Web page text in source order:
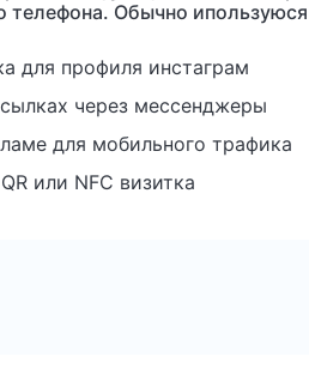
телефона. Обычно ипользуюся
для профиля инстаграм
через мессенджеры
для мобильного трафика
или NFC визитка